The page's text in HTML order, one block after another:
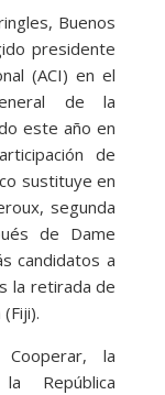
Buenos
presidente
(ACI) en el
de la
este año en
de
sustituye en
segunda
de Dame
candidatos a
la retirada de
la
República